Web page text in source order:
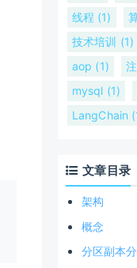
线程 (1)
技术培训 (1)
aop (1)
mysql (1)
LangChain
文章目录
架构
概念
分区副本